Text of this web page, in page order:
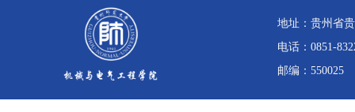
地址：贵州省
电话：0851-
邮编：550025